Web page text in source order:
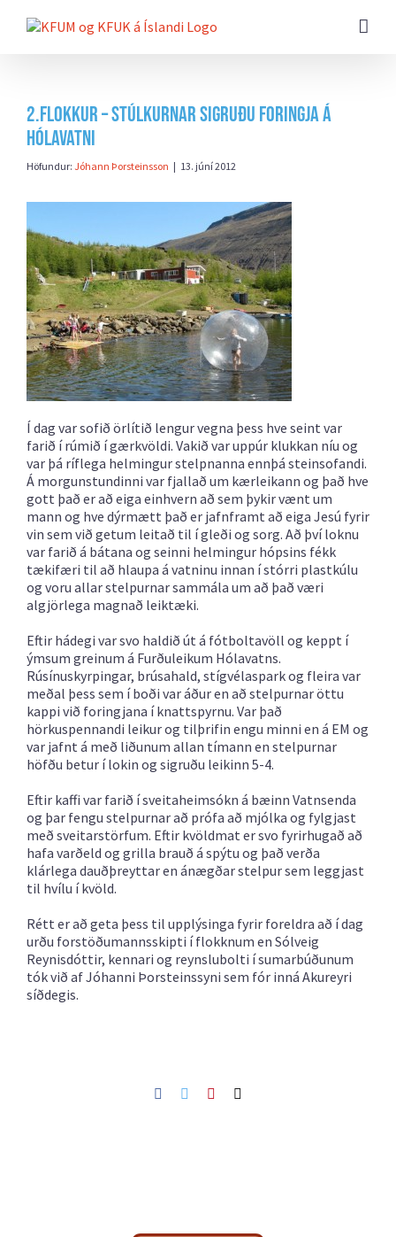
beint
2.flokkur – Stúlkurnar sigruðu foringja á
Hólavatni
Höfundur: Jóhann Þorsteinsson | 13. júní 2012
Í dag var sofið örlítið lengur vegna þess hve seint var
farið í rúmið í gærkvöldi. Vakið var uppúr klukkan níu og
var þá ríflega helmingur stelpnanna ennþá steinsofandi.
Á morgunstundinni var fjallað um kærleikann og það hve
gott það er að eiga einhvern að sem þykir vænt um
mann og hve dýrmætt það er jafnframt að eiga Jesú fyrir
vin sem við getum leitað til í gleði og sorg. Að því loknu
var farið á bátana og seinni helmingur hópsins fékk
tækifæri til að hlaupa á vatninu innan í stórri plastkúlu
og voru allar stelpurnar sammála um að það væri
algjörlega magnað leiktæki.
Eftir hádegi var svo haldið út á fótboltavöll og keppt í
ýmsum greinum á Furðuleikum Hólavatns.
Rúsínuskyrpingar, brúsahald, stígvélaspark og fleira var
meðal þess sem í boði var áður en að stelpurnar öttu
kappi við foringjana í knattspyrnu. Var það
hörkuspennandi leikur og tilþrifin engu minni en á EM og
var jafnt á með liðunum allan tímann en stelpurnar
höfðu betur í lokin og sigruðu leikinn 5-4.
Eftir kaffi var farið í sveitaheimsókn á bæinn Vatnsenda
og þar fengu stelpurnar að prófa að mjólka og fylgjast
með sveitarstörfum. Eftir kvöldmat er svo fyrirhugað að
hafa varðeld og grilla brauð á spýtu og það verða
klárlega dauðþreyttar en ánægðar stelpur sem leggjast
til hvílu í kvöld.
Rétt er að geta þess til upplýsinga fyrir foreldra að í dag
urðu forstöðumannsskipti í flokknum en Sólveig
Reynisdóttir, kennari og reynslubolti í sumarbúðunum
tók við af Jóhanni Þorsteinssyni sem fór inná Akureyri
síðdegis.
Facebook
TwitterPinterest